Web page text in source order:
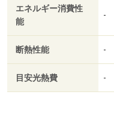
エネルギー消費性
能
-
断熱性能 -
目安光熱費 -